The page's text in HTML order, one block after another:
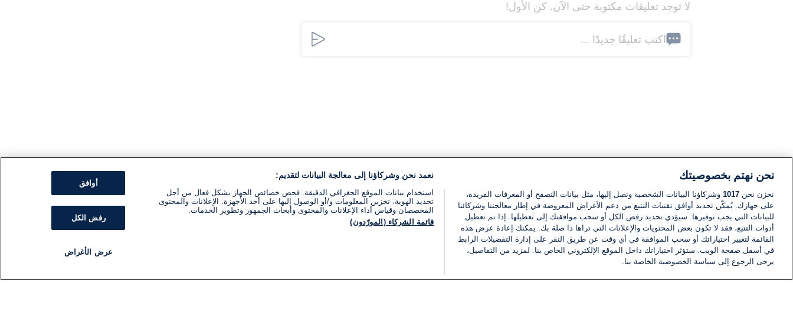
لا توجد تعليقات مكتوبة حتى الآن. كن الأول!
اكتب تعليقًا جديدًا ...
نحن نهتم بخصوصيتك
نخزن نحن 1017 وشركاؤنا البيانات الشخصية ونصل إليها، مثل بيانات التصفح أو المعرفات الفريدة،
على جهازك. يُمكّن تحديد أوافق تقنيات التتبع من دعم الأغراض المعروضة في إطار معالجتنا وشركائنا
للبيانات التي يجب توفيرها. سيؤدي تحديد رفض الكل أو سحب موافقتك إلى تعطيلها. إذا تم تعطيل
أدوات التتبع، فقد لا تكون بعض المحتويات والإعلانات التي تراها ذا صلة بك. يمكنك إعادة عرض هذه
القائمة لتغيير اختياراتك أو سحب الموافقة في أي وقت عن طريق النقر على إدارة التفضيلات الرابط
في أسفل صفحة الويب. ستؤثر اختياراتك داخل الموقع الإلكتروني الخاص بنا. لمزيد من التفاصيل،
يرجى الرجوع إلى سياسة الخصوصية الخاصة بنا.
نعمد نحن وشركاؤنا إلى معالجة البيانات لتقديم:
استخدام بيانات الموقع الجغرافي الدقيقة. فحص خصائص الجهاز بشكل فعال من أجل
تحديد الهوية. تخزين المعلومات و/أو الوصول إليها على أحد الأجهزة. الإعلانات والمحتوى
المخصصان وقياس أداء الإعلانات والمحتوى وأبحاث الجمهور وتطوير الخدمات.
قائمة الشركاء (المورّدون)
أوافق
رفض الكل
عرض الأغراض